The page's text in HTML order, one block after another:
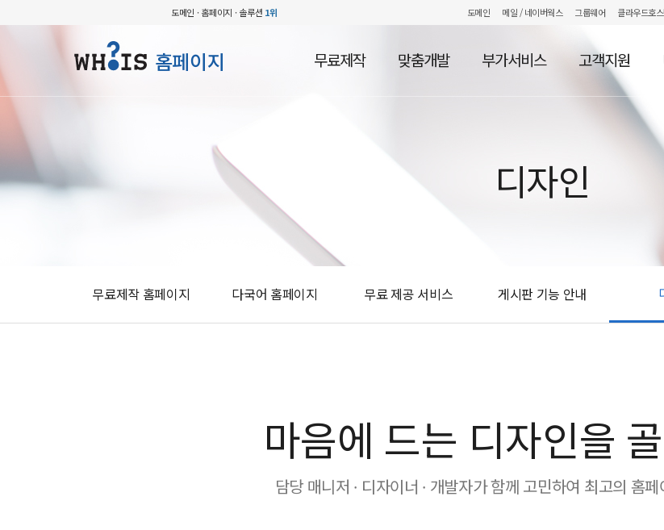
도메인 · 홈페이지 · 솔루션 1위 도메인 메일 / 네이버웍스 그룹웨어 클라우드호
홈페이지 무료제작 맞춤개발 부가서비스 고객지원
디자인
무료제작 홈페이지 다국어 홈페이지 무료 제공 서비스 게시판 기능 안내
마음에 드는 디자인을
담당 매니저 · 디자이너 · 개발자가 함께 고민하여 최고의 홈